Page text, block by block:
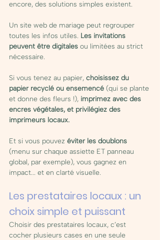
encore, des solutions simples existent.
Un site web de mariage peut regrouper
toutes les infos utiles. Les invitations
peuvent être digitales ou limitées au strict
nécessaire.
Si vous tenez au papier, choisissez du
papier recyclé ou ensemencé (qui se plante
et donne des fleurs !), imprimez avec des
encres végétales, et privilégiez des
imprimeurs locaux.
Et si vous pouvez éviter les doublons
(menu sur chaque assiette ET panneau
global, par exemple), vous gagnez en
impact... et en clarté visuelle.
Les prestataires locaux : un
choix simple et puissant
Choisir des prestataires locaux, c’est
cocher plusieurs cases en une seule